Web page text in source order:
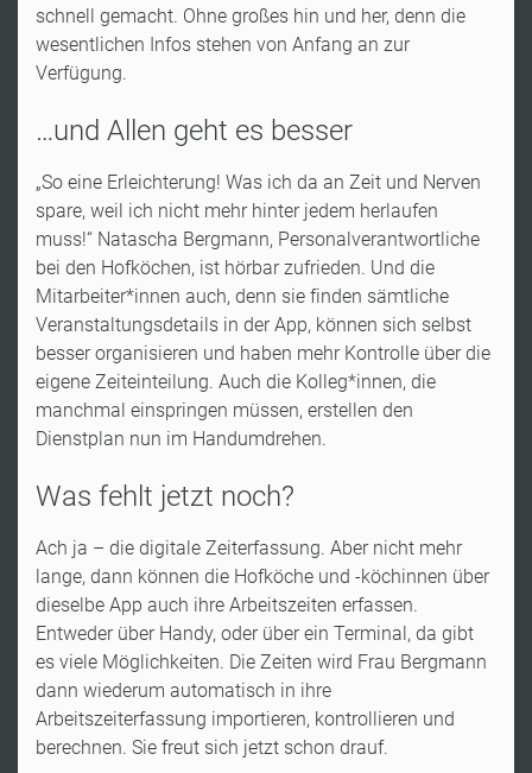
schnell gemacht. Ohne großes hin und her, denn die
wesentlichen Infos stehen von Anfang an zur
Verfügung.
…und Allen geht es besser
„So eine Erleichterung! Was ich da an Zeit und Nerven
spare, weil ich nicht mehr hinter jedem herlaufen
muss!“ Natascha Bergmann, Personalverantwortliche
bei den Hofköchen, ist hörbar zufrieden. Und die
Mitarbeiter*innen auch, denn sie finden sämtliche
Veranstaltungsdetails in der App, können sich selbst
besser organisieren und haben mehr Kontrolle über die
eigene Zeiteinteilung. Auch die Kolleg*innen, die
manchmal einspringen müssen, erstellen den
Dienstplan nun im Handumdrehen.
Was fehlt jetzt noch?
Ach ja – die digitale Zeiterfassung. Aber nicht mehr
lange, dann können die Hofköche und -köchinnen über
dieselbe App auch ihre Arbeitszeiten erfassen.
Entweder über Handy, oder über ein Terminal, da gibt
es viele Möglichkeiten. Die Zeiten wird Frau Bergmann
dann wiederum automatisch in ihre
Arbeitszeiterfassung importieren, kontrollieren und
berechnen. Sie freut sich jetzt schon drauf.